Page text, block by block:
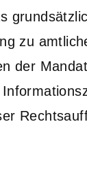
zu
der